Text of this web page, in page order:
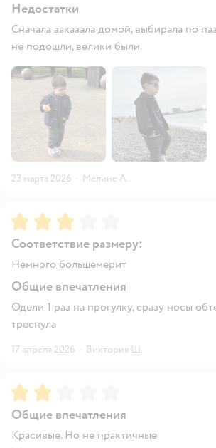
Недостатки
Сначала заказала домой, выбирала по
не подошли, велики были.
23 марта 2026 · Мелине А.
Рейтинг:3
Соответствие размеру:
Немного большемерит
Общие впечатления
Одели 1 раз на прогулку, сразу носы
треснула
17 апреля 2026 · Виктория Ш.
Рейтинг:
Общие впечатления
Красивые. Но не практичные